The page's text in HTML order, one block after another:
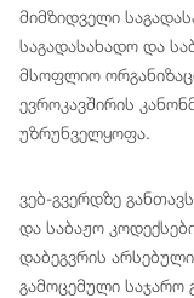
მიმზიდველი
საგადასახადო და
მსოფლიო
ევროკავშირის
უზრუნველყოფა.
ვებ-გვერდზე
და საბაჟო
დაბეგვრის
გამოცემული საჯარო